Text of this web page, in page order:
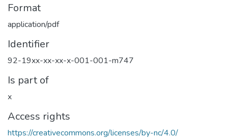
Format
application/pdf
Identifier
92-19xx-xx-xx-x-001-001-m747
Is part of
x
Access rights
https://creativecommons.org/licenses/by-nc/4.0/